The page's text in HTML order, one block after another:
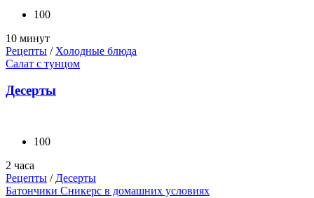
100
10 минут
Рецепты / Холодные блюда
Салат с тунцом
Десерты
100
2 часа
Рецепты / Десерты
Батончики Сникерс в домашних условиях